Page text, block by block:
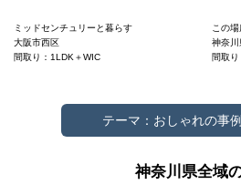
ミッドセンチュリーと暮らす
大阪市西区
間取り：1LDK＋WIC
この
神奈
間取
テーマ：おしゃれの事
神奈川県全域